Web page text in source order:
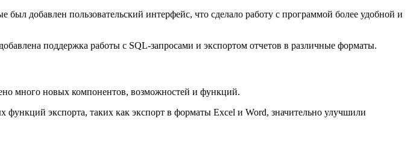
добавлен пользовательский интерфейс, что сделало работу с программой более удобной и
поддержка работы с SQL-запросами и экспортом отчетов в различные форматы.
много новых компонентов, возможностей и функций.
экспорта, таких как экспорт в форматы Excel и Word, значительно улучшили